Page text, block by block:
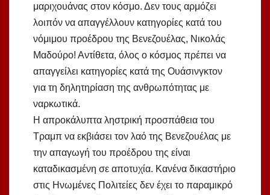
μαριχουάνας στον κόσμο. Δεν τους αρμόζει
λοιπόν να απαγγέλλουν κατηγορίες κατά του
νόμιμου προέδρου της Βενεζουέλας, Νικολάς
Μαδούρο! Αντίθετα, όλος ο κόσμος πρέπει να
απαγγείλει κατηγορίες κατά της Ουάσινγκτον
για τη δηλητηρίαση της ανθρωπότητας με
ναρκωτικά.
Η απροκάλυπτα ληστρική προσπάθεια του
Τραμπ να εκβιάσει τον λαό της Βενεζουέλας με
την απαγωγή του προέδρου της είναι
καταδικασμένη σε αποτυχία. Κανένα δικαστήριο
στις Ηνωμένες Πολιτείες δεν έχει το παραμικρό